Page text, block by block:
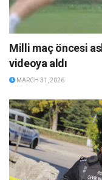
Milli maç öncesi
videoya aldı
MARCH 31, 2026